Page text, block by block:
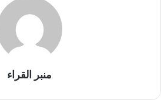
منبر القراء